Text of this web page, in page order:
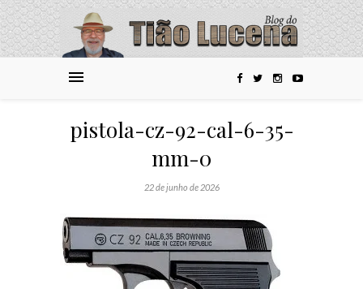
pistola-cz-92-cal-6-35-
mm-0
22 de junho de 2026